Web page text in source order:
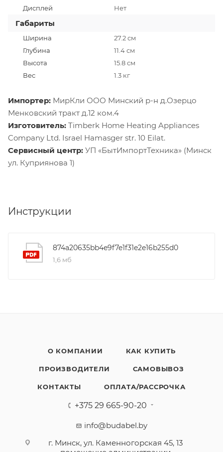
Дисплей Нет
Габариты
Ширина
27.2 см
Глубина
11.4 см
Высота
15.8 см
Вес
1.3 кг
Импортер: МирКли ООО Минский р-н д.Озерцо
Менковский тракт д.12 ком.4
Изготовитель: Timberk Home Heating Appliances
Company Ltd. Israel Hamasger str. 10 Eilat.
Сервисный центр: УП «БытИмпортТехника» (Минск
ул. Куприянова 1)
Инструкции
874a20635bb4e9f7e1f31e2e16b255d0
1,6 мб
О КОМПАНИИ КАК КУПИТЬ
ПРОИЗВОДИТЕЛИ САМОВЫВОЗ
КОНТАКТЫ ОПЛАТА/РАССРОЧКА
+375 29 665-90-20
info@budabel.by
г. Минск, ул. Каменногорская 45, 13